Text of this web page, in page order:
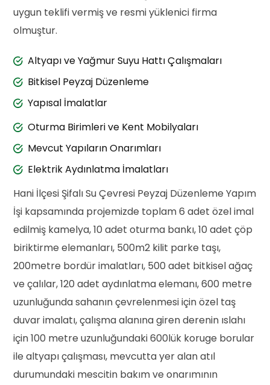
uygun teklifi vermiş ve resmi yüklenici firma
olmuştur.
Altyapı ve Yağmur Suyu Hattı Çalışmaları
Bitkisel Peyzaj Düzenleme
Yapısal İmalatlar
Oturma Birimleri ve Kent Mobilyaları
Mevcut Yapıların Onarımları
Elektrik Aydınlatma İmalatları
Hani İlçesi Şifalı Su Çevresi Peyzaj Düzenleme Yapım
İşi kapsamında projemizde toplam 6 adet özel imal
edilmiş kamelya, 10 adet oturma bankı, 10 adet çöp
biriktirme elemanları, 500m2 kilit parke taşı,
200metre bordür imalatları, 500 adet bitkisel ağaç
ve çalılar, 120 adet aydınlatma elemanı, 600 metre
uzunluğunda sahanın çevrelenmesi için özel taş
duvar imalatı, çalışma alanına giren derenin ıslahı
için 100 metre uzunluğundaki 600lük koruge borular
ile altyapı çalışması, mevcutta yer alan atıl
durumundaki mescitin bakım ve onarımının